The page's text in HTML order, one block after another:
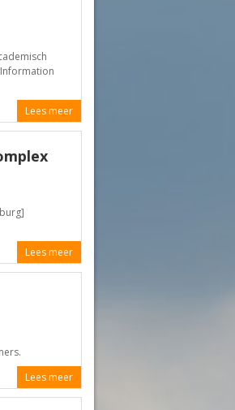
Lees meer
Lees meer
Lees meer